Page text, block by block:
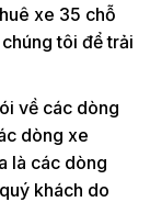
xe 35 chỗ
tôi để trải
về các dòng
dòng xe
là các dòng
khách do